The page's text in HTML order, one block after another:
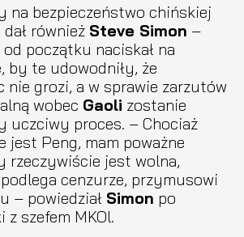
na bezpieczeństwo chińskiej
również Steve Simon –
początku naciskał na
by te udowodniły, że
nie grozi, a w sprawie zarzutów
wobec Gaoli zostanie
uczciwy proces. – Chociaż
jest Peng, mam poważne
rzeczywiście jest wolna,
cenzurze, przymusowi
– powiedział Simon po
z szefem MKOl.